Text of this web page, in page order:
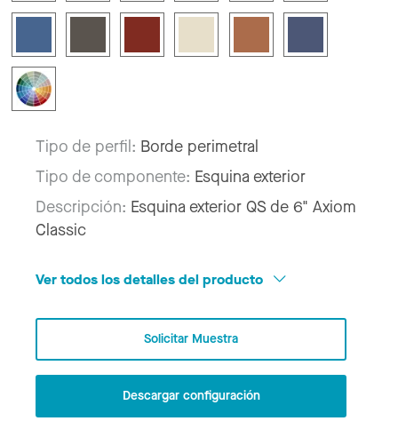
Tipo de perfil: Borde perimetral
Tipo de componente: Esquina exterior
Descripción: Esquina exterior QS de 6" Axiom
Classic
Ver todos los detalles del producto
Solicitar Muestra
Descargar configuración